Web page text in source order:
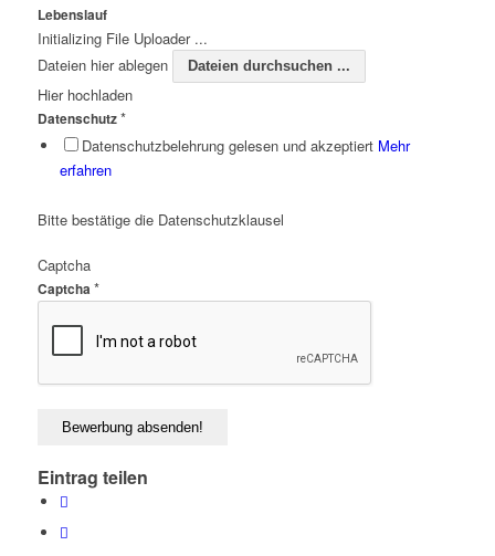
Lebenslauf
Dateien hier ablegen Dateien durchsuchen ...
Hier hochladen
Datenschutz*
Datenschutzbelehrung gelesen und akzeptiert Mehr
erfahren
Bitte bestätige die Datenschutzklausel
Captcha
Captcha *
Eintrag teilen